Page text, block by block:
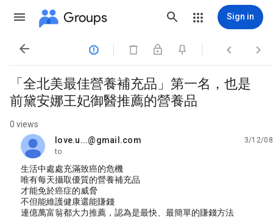
Groups Sign in
   
「全北美最佳營養補充品」第一名，也是
前黛安娜王妃御醫推薦的營養品
0 views
love.u...@gmail.com
unread,
3/12/08
to
生活中處處充滿致癌的危機
唯有每天攝取優質的營養補充品
才能免於癌症的威脅
不但能維護健康還能賺錢
連億萬富翁都大力推薦，認為是最快、最簡單的賺錢方法